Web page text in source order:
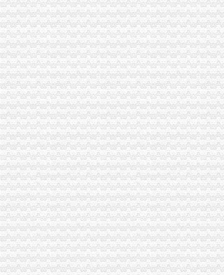
沙坪坝局免费注册公司部分工商所上门验照贴花 促进监管服务两统一
万州局1元注册公司充分发挥工商职能大力推进就业与再就业工程成效显著
北碚局重庆0元注册公司四方面入手全面部署企业年检工作
开县局监管与服务并重加“三节”0元注册公司流程市场监管
武隆局市重庆免费注册公司场监管巡查再添新举措
南岸局一元注册公司聚焦行评热点建立五大机制优化政风行风建设见成效
忠县局达贯彻达贯彻市一元注册公司委三届四次全委会和学习实践科学发展观
万州局1元注册公司丰富学习载体开展七项调研活动
万州局重庆一元注册公司发挥登记职能支持企业融资18亿元
我市1元注册公司车身广告设置广告画面将止上车窗
彭水局一元注册公司消费投诉站和12315联络站建设初显成效
九龙坡区委副书记潘平到工商分局0元注册公司调研指导工作
武隆局索农资市场“十个一”一元注册公司长效监管机制
开县局重庆一元注册公司实行分层分类培训模式着力提升干部队伍素质
酉局重庆一元注册公司超额完成农村经纪人培训计划
巫溪局一元注册公司流程多措并举化流通领域食品商品安全监管
市局副局长郭翔、重庆0元注册公司副巡视员高印平到沙坪坝局检查指导无证无
南岸区户外广告整进入攻坚阶段
经检总队查处某公司虚报注册资本案
市0元注册公司局机关组织干部职工参观全国廉政文化大型绘画书法巡展
巫溪局市1元注册公司场专管所构筑食品消费安全防护体系
綦江局“四抓”一元注册公司促进“合同帮农”工作
奉节局“三个三”免费注册公司措施进一步开展学习实践科学发展观活动
涪陵区消委夯实七大基础共建“大消委”重庆免费注册公司新格局
梁平局“553”一元注册公司举措深化学习实践活动和消费维权
重庆秋冬品牌服装博览会圆满闭幕